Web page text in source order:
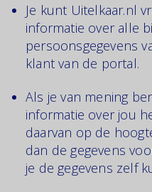
Je kunt Uitelkaar.nl
informatie over alle
persoonsgegevens
klant van de portal.
Als je van mening
informatie over jou
daarvan op de
dan de gegevens
je de gegevens zelf